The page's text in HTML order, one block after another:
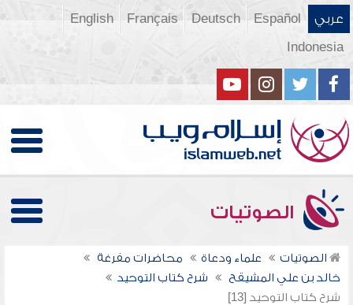
عربي Español
Deutsch
Français
English
Indonesia
الصوتيات
الصوتيات علماء ودعاة
محاضرات مفرغة
خالد بن علي المشيقح
شرح كتاب التوحيد
شرح كتاب التوحيد [13]